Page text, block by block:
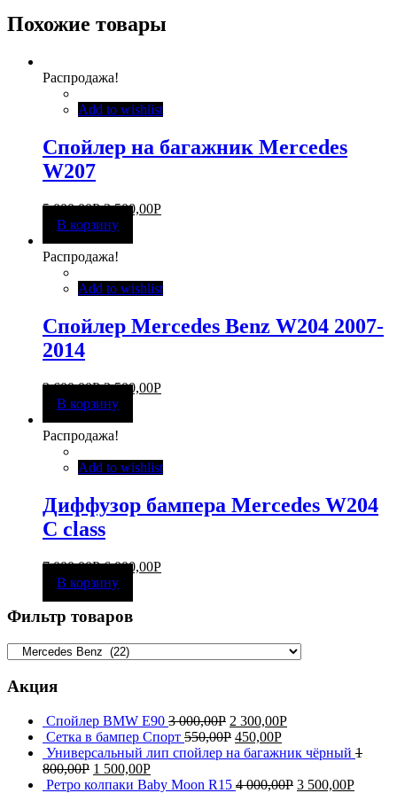
Похожие товары
Распродажа!
Add to wishlist
Спойлер на багажник Mercedes
W207
5 000,00Р 3 500,00Р
В корзину
Распродажа!
Add to wishlist
Спойлер Mercedes Benz W204 2007-
2014
3 600,00Р 2 500,00Р
В корзину
Распродажа!
Add to wishlist
Диффузор бампера Mercedes W204
C class
7 000,00Р 6 000,00Р
В корзину
Фильтр товаров
Акция
Спойлер BMW E90 3 000,00Р 2 300,00Р
Сетка в бампер Спорт 550,00Р 450,00Р
Универсальный лип спойлер на багажник чёрный 1
800,00Р 1 500,00Р
Ретро колпаки Baby Moon R15 4 000,00Р 3 500,00Р